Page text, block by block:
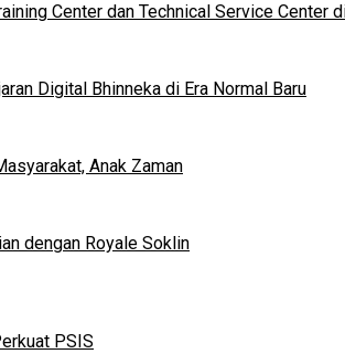
Center dan Technical Service Center
Digital Bhinneka di Era Normal Baru
Anak Zaman
dengan Royale Soklin
PSIS